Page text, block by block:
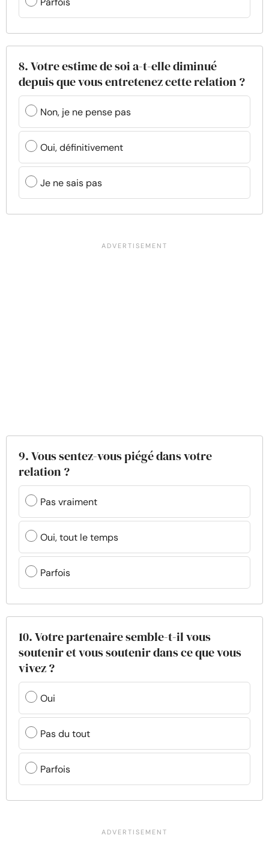
8. Votre estime de soi a-t-elle diminué
depuis que vous entretenez cette relation ?
Non, je ne pense pas
Oui, définitivement
Je ne sais pas
9. Vous sentez-vous piégé dans votre
relation ?
Pas vraiment
Oui, tout le temps
Parfois
10. Votre partenaire semble-t-il vous
soutenir et vous soutenir dans ce que vous
vivez ?
Oui
Pas du tout
Parfois